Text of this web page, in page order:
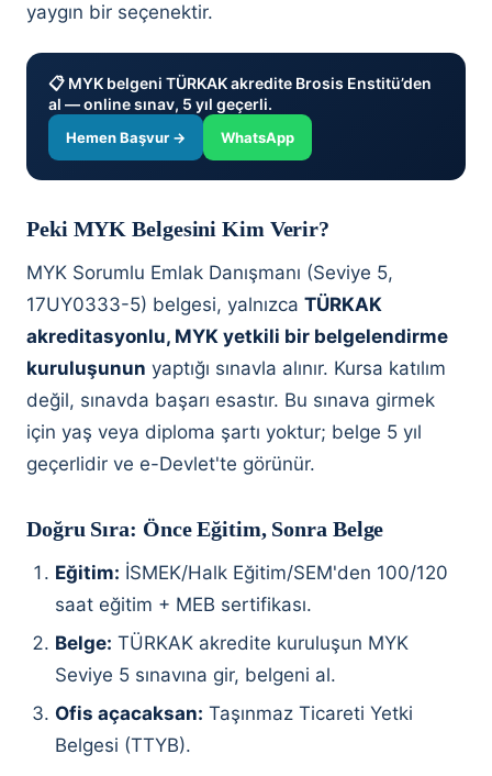
yaygın bir seçenektir.
📋 MYK belgeni TÜRKAK akredite Brosis Enstitü’den
al — online sınav, 5 yıl geçerli.
Hemen Başvur → WhatsApp
Peki MYK Belgesini Kim Verir?
MYK Sorumlu Emlak Danışmanı (Seviye 5,
17UY0333-5) belgesi, yalnızca TÜRKAK
akreditasyonlu, MYK yetkili bir belgelendirme
kuruluşunun yaptığı sınavla alınır. Kursa katılım
değil, sınavda başarı esastır. Bu sınava girmek
için yaş veya diploma şartı yoktur; belge 5 yıl
geçerlidir ve e-Devlet'te görünür.
Doğru Sıra: Önce Eğitim, Sonra Belge
Eğitim: İSMEK/Halk Eğitim/SEM'den 100/120
saat eğitim + MEB sertifikası.
Belge: TÜRKAK akredite kuruluşun MYK
Seviye 5 sınavına gir, belgeni al.
Ofis açacaksan: Taşınmaz Ticareti Yetki
Belgesi (TTYB).